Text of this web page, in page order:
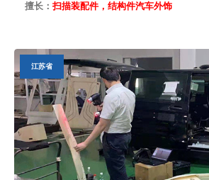
擅长： 扫描装配件，结构件汽车外饰
江苏省